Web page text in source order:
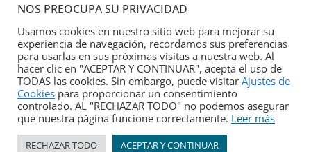
Para cumplir con la nueva Ley de Protección de
Datos y que tus datos estén seguros, debes leer y
aceptar la Política de Privacidad de aquamobel.com
NOS PREOCUPA SU PRIVACIDAD
Usamos cookies en nuestro sitio web para mejorar su
experiencia de navegación, recordamos sus preferencias
para usarlas en sus próximas visitas a nuestra web. Al
hacer clic en "ACEPTAR Y CONTINUAR", acepta el uso de
TODAS las cookies. Sin embargo, puede visitar Ajustes de
Cookies para proporcionar un consentimiento
controlado. AL "RECHAZAR TODO" no podemos asegurar
que nuestra página funcione correctamente. Leer más
RECHAZAR TODO ACEPTAR Y CONTINUAR